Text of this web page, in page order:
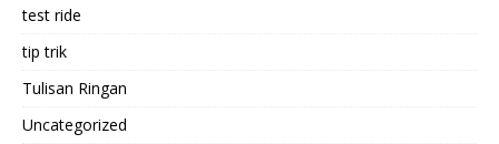
test ride
tip trik
Tulisan Ringan
Uncategorized